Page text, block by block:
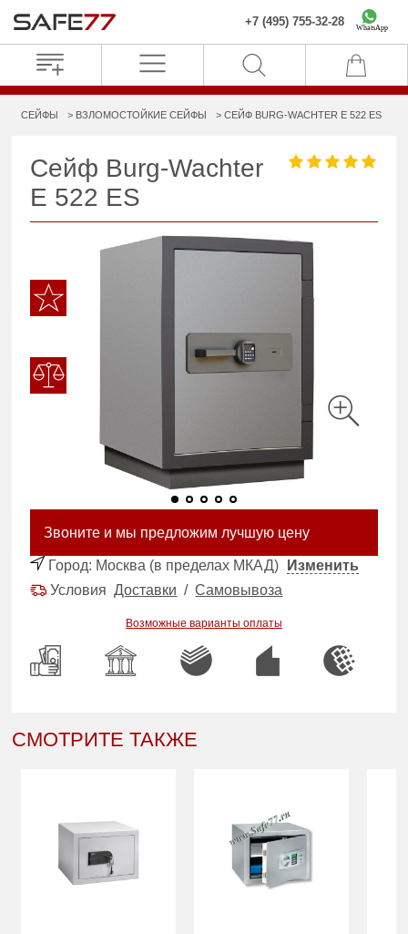
+7 (495) 755-32-28 WhatsApp
СЕЙФЫ ВЗЛОМОСТОЙКИЕ СЕЙФЫ СЕЙФ BURG-WACHTER E 522 ES
Сейф Burg-Wachter
E 522 ES
Звоните и мы предложим лучшую цену
Город: Москва (в пределах МКАД)
Изменить
УсловияДоставки /Самовывоза
Возможные варианты оплаты
СМОТРИТЕ ТАКЖЕ